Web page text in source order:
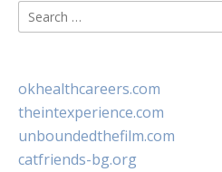
Search
for:
okhealthcareers.com
theintexperience.com
unboundedthefilm.com
catfriends-bg.org